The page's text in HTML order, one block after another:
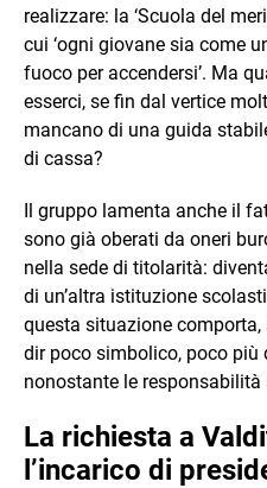
realizzare: la ‘Scuola del
cui ‘ogni giovane sia come
fuoco per accendersi’. Ma
esserci, se fin dal vertice
mancano di una guida
di cassa?
Il gruppo lamenta anche il
sono già oberati da oneri
nella sede di titolarità:
di un’altra istituzione
questa situazione
dir poco simbolico, poco più
nonostante le
La richiesta a
l’incarico di